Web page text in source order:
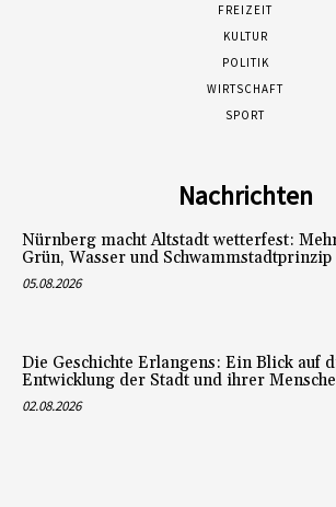
FREIZEIT
KULTUR
POLITIK
WIRTSCHAFT
SPORT
Nachrichten
Nürnberg macht Altstadt wetterfest:
Grün, Wasser und Schwammstadtprinzip
05.08.2026
Die Geschichte Erlangens: Ein Blick auf
Entwicklung der Stadt und ihrer
02.08.2026